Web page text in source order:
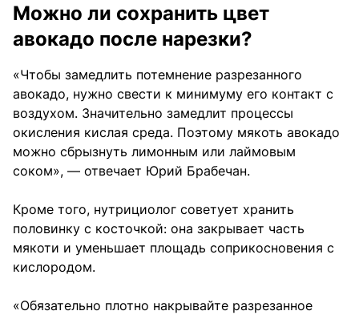
Можно ли сохранить цвет
авокадо после нарезки?
«Чтобы замедлить потемнение разрезанного
авокадо, нужно свести к минимуму его контакт с
воздухом. Значительно замедлит процессы
окисления кислая среда. Поэтому мякоть авокадо
можно сбрызнуть лимонным или лаймовым
соком», — отвечает Юрий Брабечан.
Кроме того, нутрициолог советует хранить
половинку с косточкой: она закрывает часть
мякоти и уменьшает площадь соприкосновения с
кислородом.
«Обязательно плотно накрывайте разрезанное